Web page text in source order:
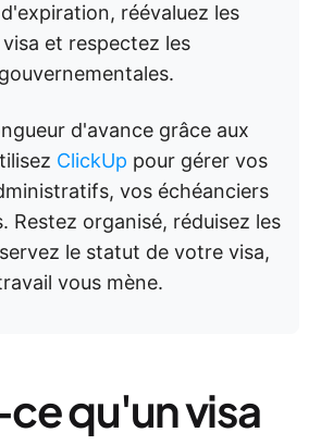
réévaluez les
et respectez les
d'avance grâce aux
ClickUp pour gérer vos
vos échéanciers
Restez organisé, réduisez les
le statut de votre visa,
vous mène.
qu'un visa